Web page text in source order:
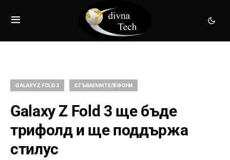
GALAXY Z FOLD 3 СГЪВАЕМИ ТЕЛЕФОНИ
Galaxy Z Fold 3 ще бъде
трифолд и ще поддържа
стилус